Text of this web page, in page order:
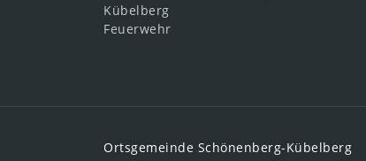
Kübelberg
Feuerwehr
Ortsgemeinde Schönenberg-Kübelberg